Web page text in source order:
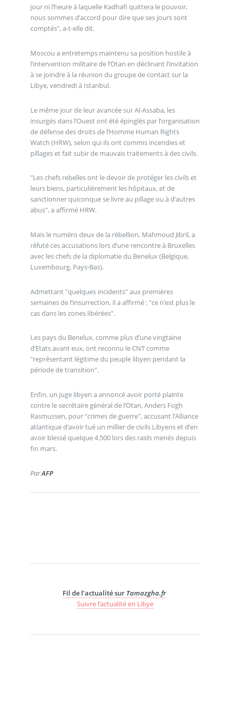
jour ni l’heure à laquelle Kadhafi quittera le pouvoir,
nous sommes d’accord pour dire que ses jours sont
comptés", a-t-elle dit.
Moscou a entretemps maintenu sa position hostile à
l’intervention militaire de l’Otan en déclinant l’invitation
à se joindre à la réunion du groupe de contact sur la
Libye, vendredi à Istanbul.
Le même jour de leur avancée sur Al-Assaba, les
insurgés dans l’Ouest ont été épinglés par l’organisation
de défense des droits de l’Homme Human Rights
Watch (HRW), selon qui ils ont commis incendies et
pillages et fait subir de mauvais traitements à des civils.
"Les chefs rebelles ont le devoir de protéger les civils et
leurs biens, particulièrement les hôpitaux, et de
sanctionner quiconque se livre au pillage ou à d’autres
abus", a affirmé HRW.
Mais le numéro deux de la rébellion, Mahmoud Jibril, a
réfuté ces accusations lors d’une rencontre à Bruxelles
avec les chefs de la diplomatie du Benelux (Belgique,
Luxembourg, Pays-Bas).
Admettant "quelques incidents" aux premières
semaines de l’insurrection, il a affirmé : "ce n’est plus le
cas dans les zones libérées".
Les pays du Benelux, comme plus d’une vingtaine
d’Etats avant eux, ont reconnu le CNT comme
"représentant légitime du peuple libyen pendant la
période de transition".
Enfin, un juge libyen a annoncé avoir porté plainte
contre le secrétaire général de l’Otan, Anders Fogh
Rasmussen, pour "crimes de guerre", accusant l’Alliance
atlantique d’avoir tué un millier de civils Libyens et d’en
avoir blessé quelque 4.500 lors des raids menés depuis
fin mars.
ParAFP
Fil de l’actualité sur Tamazgha.fr
Suivre l’actualité en Libye